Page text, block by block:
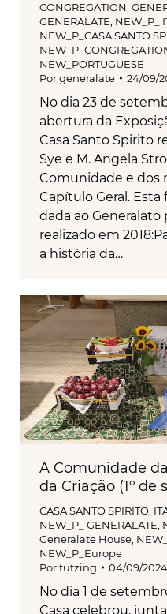
CONGREGATION
GENERALATE NEW_P_
NEW_P_CASA SANTO
NEW_PORTUGUESE
Porgeneralate 24/09/
No dia 23 de
abertura da
Casa Santo Spirito
Sye e M. Angela
Comunidade e dos
Capítulo Geral.
dada ao Generalato
realizado em
a história da…
A Comunidade
da Criação (1º de
CASA SANTO SPIRITO
NEW_P_ GENERALATE
Generalate House
NEW_P_Europe
Portutzing 04/09/2024
No dia 1 de
Casa celebrou,